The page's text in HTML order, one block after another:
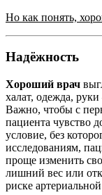
Но как понять,
Надёжность
Хороший врач
халат, одежда,
Важно, чтобы с
пациента чувство
условие, без
исследованиям,
проще изменить
лишний вес или
риске